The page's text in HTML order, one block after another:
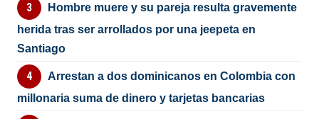
Hombre muere y su pareja resulta gravemente
herida tras ser arrollados por una jeepeta en
Santiago
Arrestan a dos dominicanos en Colombia con
millonaria suma de dinero y tarjetas bancarias